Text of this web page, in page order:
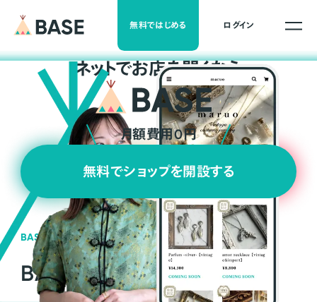
無料ではじめる ログイン
ネットでお店を開くなら
月額費用0円
無料でショップを開設する
BASEの強み
BASEが強い3つの理由